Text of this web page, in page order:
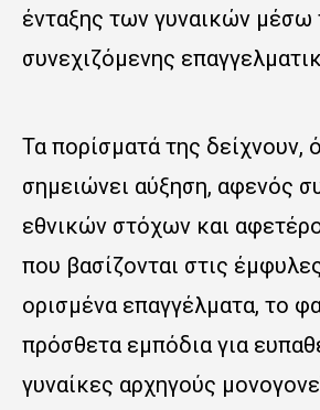
ένταξης των γυναικών
συνεχιζόμενης
Τα πορίσματά της δείχνουν,
σημειώνει αύξηση, αφενός
εθνικών στόχων και
που βασίζονται στις
ορισμένα επαγγέλματα, το
πρόσθετα εμπόδια για
γυναίκες αρχηγούς